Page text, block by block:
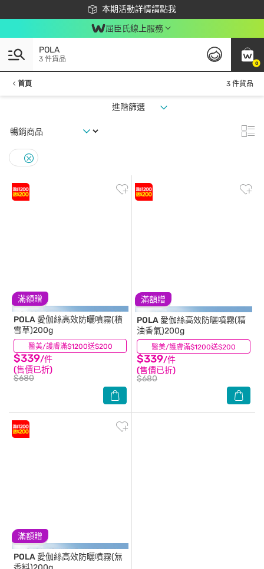
本期活動詳情請點我
下載app最高回饋$350
屈臣氏線上服務
0
POLA
3 件貨品
首頁 3 件貨品
進階篩選
滿額贈
醫美/護膚滿$1200送$200
POLA 愛伽絲高效防曬噴霧(積
雪草)200g
$339/件
(售價已折)
$680
(7)
滿額贈
醫美/護膚滿$1200送$200
POLA 愛伽絲高效防曬噴霧(精
油香氣)200g
$339/件
(售價已折)
$680
(2)
滿額贈
POLA 愛伽絲高效防曬噴霧(無